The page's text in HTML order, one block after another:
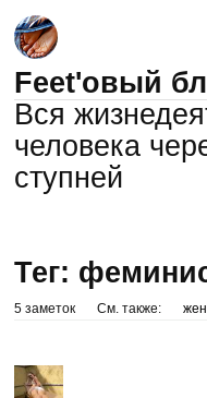
Feet'овый
Вся
человека
ступней
Тег:
5 заметок См. также: